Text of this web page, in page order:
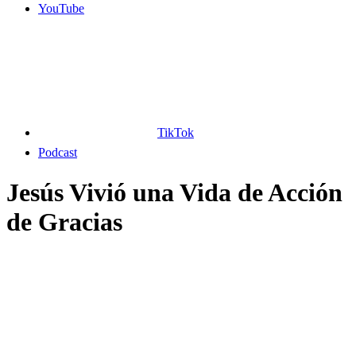
YouTube
TikTok
Podcast
Jesús Vivió una Vida de Acción
de Gracias